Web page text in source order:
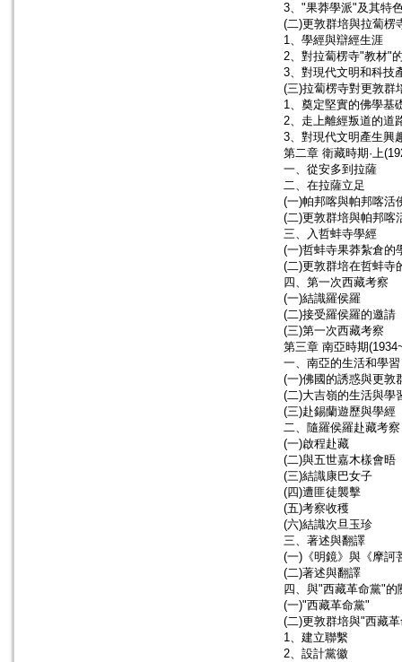
3、"果莽學派"及其特
(二)更敦群培與拉蔔楞
1、學經與辯經生涯
2、對拉蔔楞寺"教材"
3、對現代文明和科技
(三)拉蔔楞寺對更敦群
1、奠定堅實的佛學基
2、走上離經叛道的道
3、對現代文明產生興
第二章 衛藏時期·上
一、從安多到拉薩
二、在拉薩立足
(一)帕邦喀與帕邦喀活
(二)更敦群培與帕邦喀
三、入哲蚌寺學經
(一)哲蚌寺果莽紮倉的
(二)更敦群培在哲蚌寺
四、第一次西藏考察
(一)結識羅侯羅
(二)接受羅侯羅的邀請
(三)第一次西藏考察
第三章 南亞時期
一、南亞的生活和學習
(一)佛國的誘惑與更敦
(二)大吉嶺的生活與學
(三)赴錫蘭遊歷與學經
二、隨羅侯羅赴藏考察
(一)啟程赴藏
(二)與五世嘉木樣會晤
(三)結識康巴女子
(四)遭匪徒襲擊
(五)考察收穫
(六)結識次旦玉珍
三、著述與翻譯
(一)《明鏡》與《摩訶
(二)著述與翻譯
四、與"西藏革命黨"的
(一)"西藏革命黨"
(二)更敦群培與"西藏
1、建立聯繫
2、設計黨徽